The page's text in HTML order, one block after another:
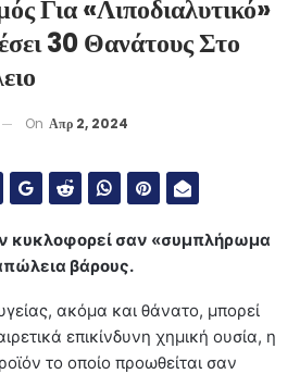
Για «λιποδιαλυτικό»
30 Θανάτους Στο
On Απρ 2, 2024
κυκλοφορεί σαν «συμπλήρωμα
βάρους.
ακόμα και θάνατο, μπορεί
επικίνδυνη χημική ουσία, η
το οποίο προωθείται σαν